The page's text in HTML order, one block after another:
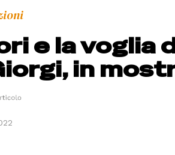
e la voglia
in